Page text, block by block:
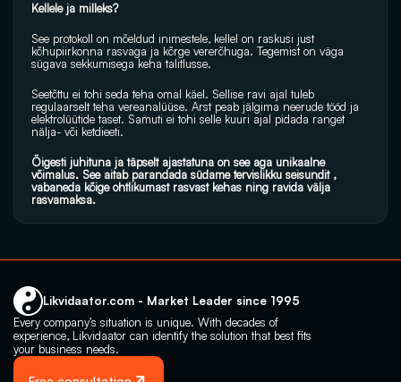
Kellele ja milleks?
See protokoll on mõeldud inimestele, kellel on raskusi just
kõhupiirkonna rasvaga ja kõrge vererõhuga. Tegemist on väga
sügava sekkumisega keha talitlusse.
Seetõttu ei tohi seda teha omal käel. Sellise ravi ajal tuleb
regulaarselt teha vereanalüüse. Arst peab jälgima neerude tööd ja
elektrolüütide taset. Samuti ei tohi selle kuuri ajal pidada ranget
nälja- või ketdieeti.
Õigesti juhituna ja täpselt ajastatuna on see aga unikaalne
võimalus. See aitab parandada südame tervislikku seisundit ,
vabaneda kõige ohtlikumast rasvast kehas ning ravida välja
rasvamaksa.
Likvidaator.com - Market Leader since 1995
Every company’s situation is unique. With decades of
experience, Likvidaator can identify the solution that best fits
your business needs.